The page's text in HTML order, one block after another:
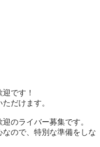
です！
だけます。
のライバー募集です。
ので、特別な準備をしな